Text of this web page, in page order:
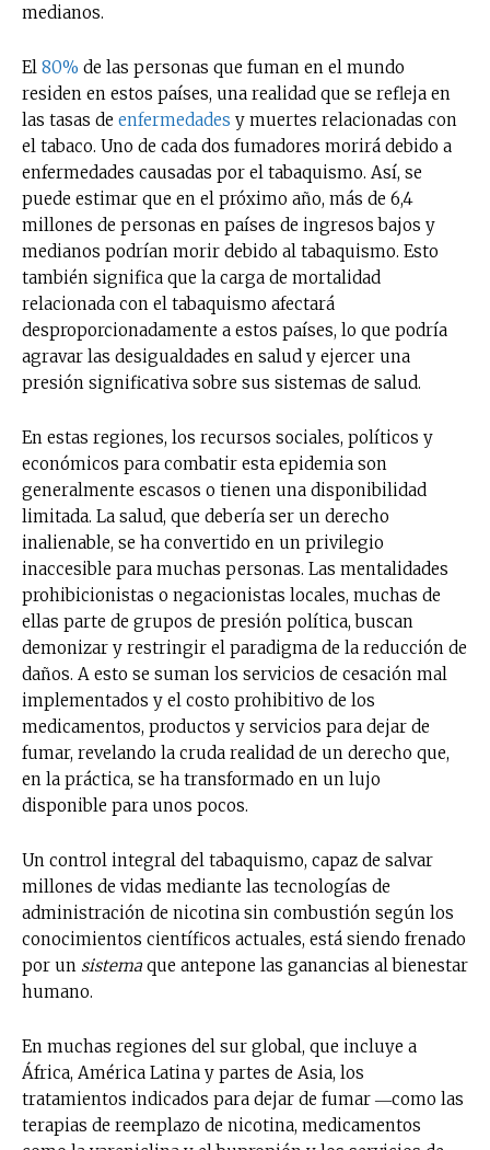
medianos.
El 80% de las personas que fuman en el mundo
residen en estos países, una realidad que se refleja en
las tasas de enfermedades y muertes relacionadas con
el tabaco. Uno de cada dos fumadores morirá debido a
enfermedades causadas por el tabaquismo. Así, se
puede estimar que en el próximo año, más de 6,4
millones de personas en países de ingresos bajos y
medianos podrían morir debido al tabaquismo. Esto
también significa que la carga de mortalidad
relacionada con el tabaquismo afectará
desproporcionadamente a estos países, lo que podría
agravar las desigualdades en salud y ejercer una
presión significativa sobre sus sistemas de salud.
En estas regiones, los recursos sociales, políticos y
económicos para combatir esta epidemia son
generalmente escasos o tienen una disponibilidad
limitada. La salud, que debería ser un derecho
inalienable, se ha convertido en un privilegio
inaccesible para muchas personas. Las mentalidades
prohibicionistas o negacionistas locales, muchas de
ellas parte de grupos de presión política, buscan
demonizar y restringir el paradigma de la reducción de
daños. A esto se suman los servicios de cesación mal
implementados y el costo prohibitivo de los
medicamentos, productos y servicios para dejar de
fumar, revelando la cruda realidad de un derecho que,
en la práctica, se ha transformado en un lujo
disponible para unos pocos.
Un control integral del tabaquismo, capaz de salvar
millones de vidas mediante las tecnologías de
administración de nicotina sin combustión según los
conocimientos científicos actuales, está siendo frenado
por un sistema que antepone las ganancias al bienestar
humano.
En muchas regiones del sur global, que incluye a
África, América Latina y partes de Asia, los
tratamientos indicados para dejar de fumar ―como las
terapias de reemplazo de nicotina, medicamentos